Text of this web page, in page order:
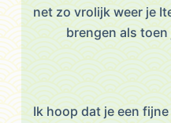
net zo vrolijk weer je
brengen als
Ik hoop dat je een